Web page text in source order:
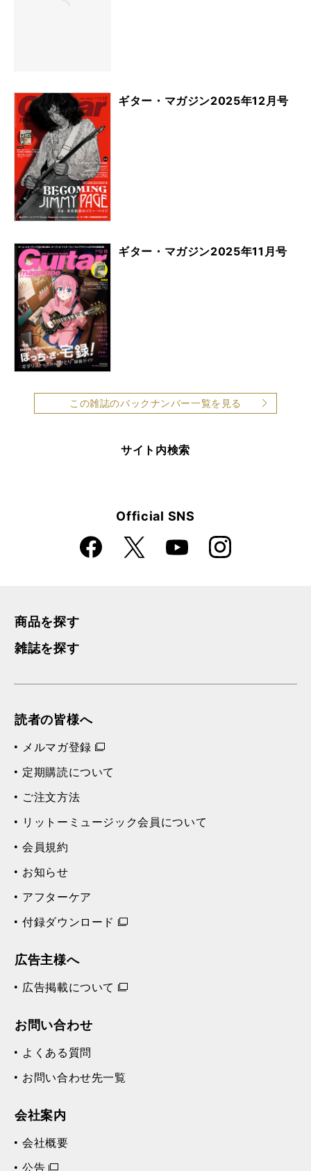
ギター・マガジン2025年12月号
ギター・マガジン2025年11月号
この雑誌のバックナンバー一覧を見る
サイト内検索
Official SNS
Faceboo
k
X YouTube Instagra
m
商品を探す
雑誌を探す
読者の皆様へ
メルマガ登録
定期購読について
ご注文方法
リットーミュージック会員について
会員規約
お知らせ
アフターケア
付録ダウンロード
広告主様へ
広告掲載について
お問い合わせ
よくある質問
お問い合わせ先一覧
会社案内
会社概要
公告